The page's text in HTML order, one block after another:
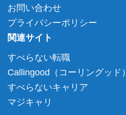
お問い合わせ
プライバシーポリシー
関連サイト
すべらない転職
Callingood（コーリングッド）
すべらないキャリア
マジキャリ